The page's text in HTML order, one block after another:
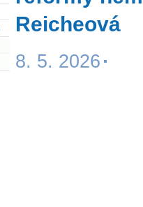
Reicheová
8. 5. 2026